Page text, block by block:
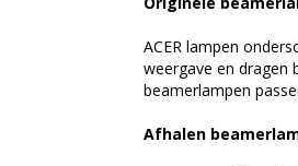
ACER lampen
weergave en dragen
beamerlampen
Afhalen